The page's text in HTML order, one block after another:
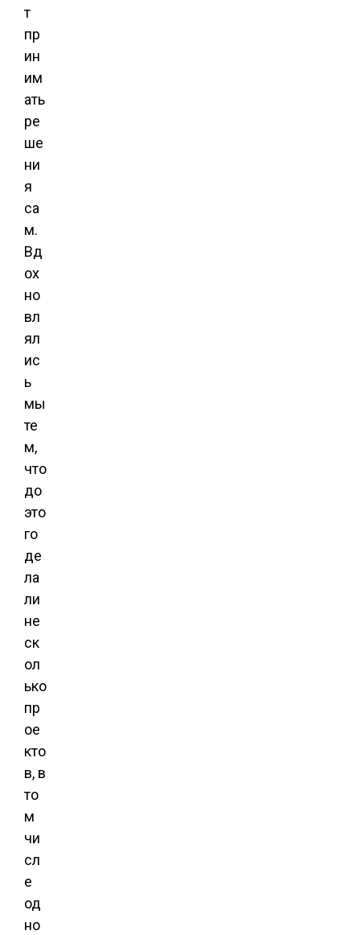
т
пр
ин
им
ать
ре
ше
ни
я
са
м.
Вд
ох
но
вл
ял
ис
ь
мы
те
м,
что
до
это
го
де
ла
ли
не
ск
ол
ько
пр
ое
кто
в, в
то
м
чи
сл
е
од
но